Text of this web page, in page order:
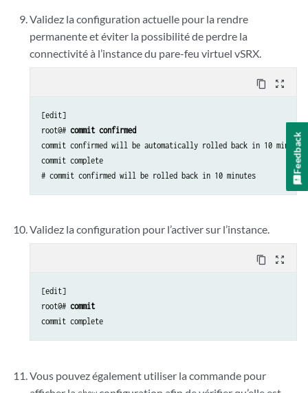
Validez la configuration actuelle pour la rendre
permanente et éviter la possibilité de perdre la
connectivité à l’instance du pare-feu virtuel vSRX.
content_copy zoom_out_map
[edit]
root@# commit confirmed
commit confirmed will be automatically rolled back in 10 minutes
commit complete
Validez la configuration pour l’activer sur l’instance.
content_copy zoom_out_map
[edit]
root@# commit
Vous pouvez également utiliser la commande pour
Feedback